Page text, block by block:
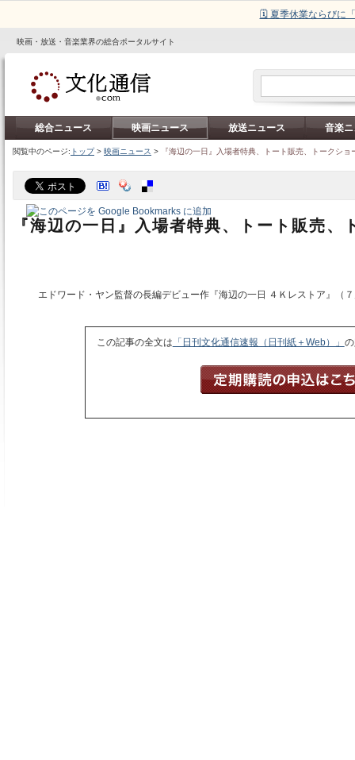
🗓️ 夏季休業ならびに
映画・放送・音楽業界の総合ポータルサイト
総合ニュース 映画ニュース 放送ニュース 音楽
閲覧中のページ: トップ> 映画ニュース > 『海辺の一日』入場者特典、トート販売、トークショ
『海辺の一日』入場者特典、トート販売、
エドワード・ヤン監督の長編デビュー作『海辺の一日 ４Ｋレストア』（
この記事の全文は 「日刊文化通信速報（日刊紙＋Web）」